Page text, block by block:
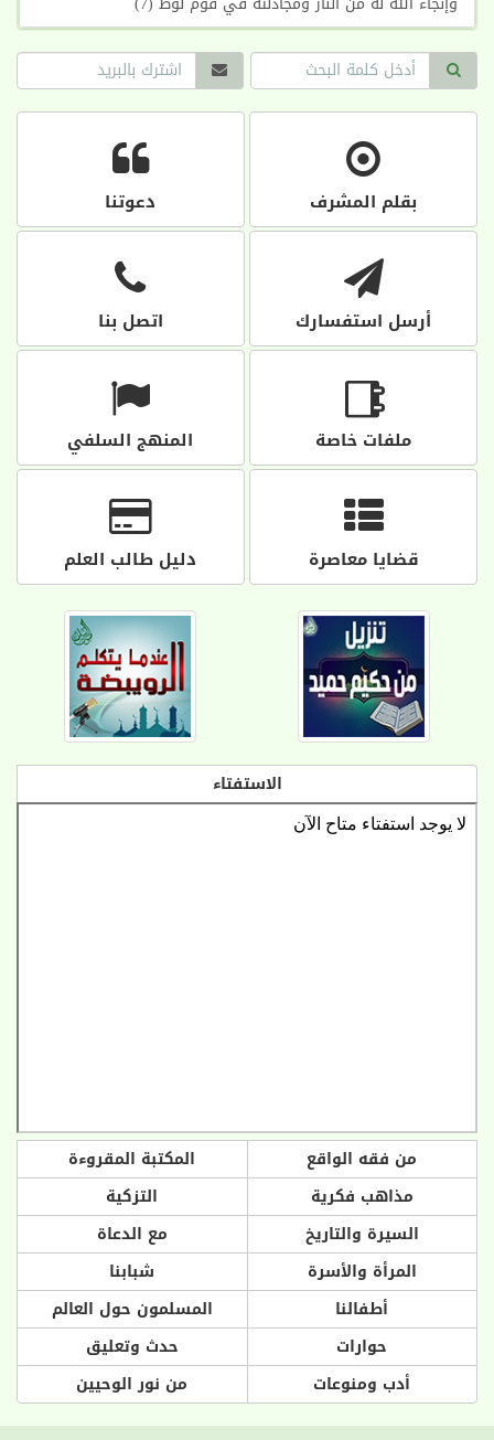
بقلم المشرف دعوتنا
أرسل استفسارك اتصل بنا
ملفات خاصة المنهج السلفي
قضايا معاصرة دليل طالب العلم
الاستفتاء
من فقه الواقع
المكتبة المقروءة
مذاهب فكرية
التزكية
السيرة والتاريخ
مع الدعاة
المرأة والأسرة
شبابنا
أطفالنا
المسلمون حول العالم
حوارات
حدث وتعليق
أدب ومنوعات
من نور الوحيين